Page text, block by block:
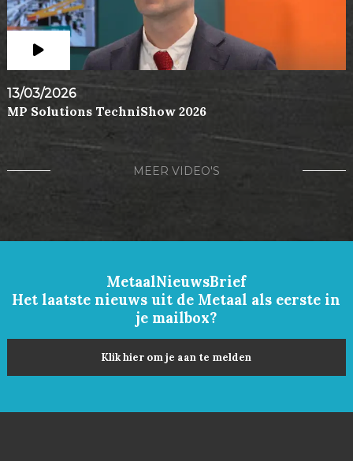
13/03/2026
MP Solutions TechniShow 2026
MEER VIDEO'S
MetaalNieuwsBrief
Het laatste nieuws uit de Metaal als eerste in
je mailbox?
Klik hier om je aan te melden